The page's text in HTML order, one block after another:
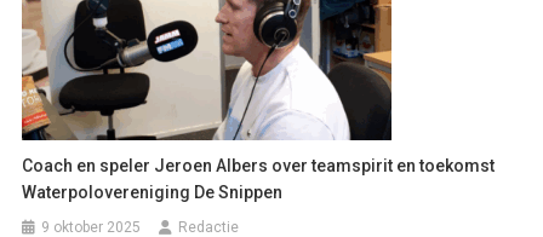
Coach en speler Jeroen Albers over teamspirit en toekomst
Waterpolovereniging De Snippen
9 oktober 2025 Redactie